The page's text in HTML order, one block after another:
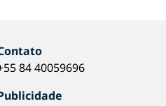
84 40059696